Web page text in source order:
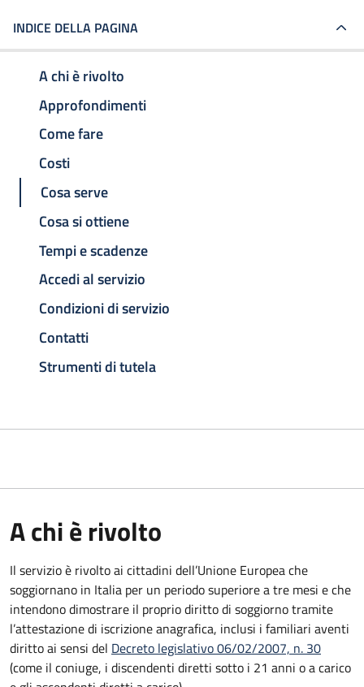
INDICE DELLA PAGINA
A chi è rivolto
Approfondimenti
Come fare
Costi
Cosa serve
Cosa si ottiene
Tempi e scadenze
Accedi al servizio
Condizioni di servizio
Contatti
Strumenti di tutela
A chi è rivolto
Il servizio è rivolto ai cittadini dell’Unione Europea che
soggiornano in Italia per un periodo superiore a tre mesi e che
intendono dimostrare il proprio diritto di soggiorno tramite
l’attestazione di iscrizione anagrafica, inclusi i familiari aventi
diritto ai sensi del Decreto legislativo 06/02/2007, n. 30
(come il coniuge, i discendenti diretti sotto i 21 anni o a carico